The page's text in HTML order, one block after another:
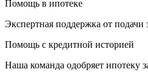
Помощь в ипотеке
Экспертная поддержка от подачи
Помощь с кредитной историей
Наша команда одобряет ипотеку